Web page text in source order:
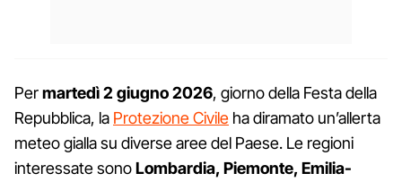
Permartedì 2 giugno 2026, giorno della Festa della
Repubblica, la Protezione Civile ha diramato un’allerta
meteo gialla su diverse aree del Paese. Le regioni
interessate sonoLombardia, Piemonte, Emilia-